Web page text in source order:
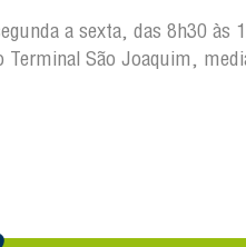
a sexta, das 8h30 às
São Joaquim,